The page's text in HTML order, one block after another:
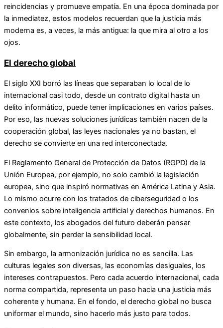
reincidencias y promueve empatía. En una época dominada por
la inmediatez, estos modelos recuerdan que la justicia más
moderna es, a veces, la más antigua: la que mira al otro a los
ojos.
El derecho global
El siglo XXI borró las líneas que separaban lo local de lo
internacional casi todo, desde un contrato digital hasta un
delito informático, puede tener implicaciones en varios países.
Por eso, las nuevas soluciones jurídicas también nacen de la
cooperación global, las leyes nacionales ya no bastan, el
derecho se convierte en una red interconectada.
El Reglamento General de Protección de Datos (RGPD) de la
Unión Europea, por ejemplo, no solo cambió la legislación
europea, sino que inspiró normativas en América Latina y Asia.
Lo mismo ocurre con los tratados de ciberseguridad o los
convenios sobre inteligencia artificial y derechos humanos. En
este contexto, los abogados del futuro deberán pensar
globalmente, sin perder la sensibilidad local.
Sin embargo, la armonización jurídica no es sencilla. Las
culturas legales son diversas, las economías desiguales, los
intereses contrapuestos. Pero cada acuerdo internacional, cada
norma compartida, representa un paso hacia una justicia más
coherente y humana. En el fondo, el derecho global no busca
uniformar el mundo, sino hacerlo más justo para todos.